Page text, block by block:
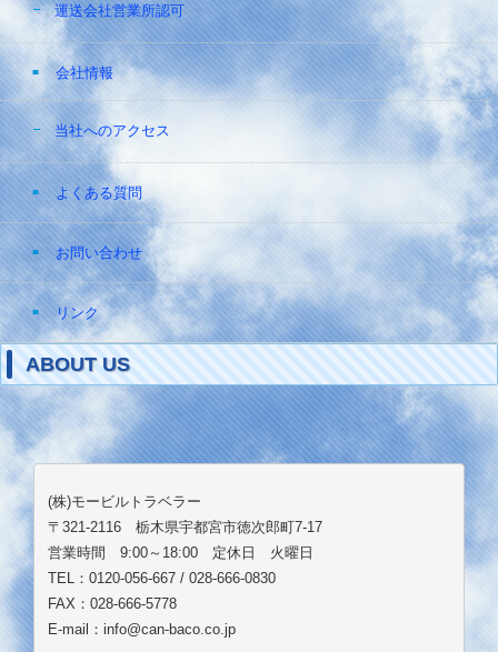
運送会社営業所認可
会社情報
当社へのアクセス
よくある質問
お問い合わせ
リンク
ABOUT US
(株)モービルトラベラー
〒321-2116 栃木県宇都宮市徳次郎町7-17
営業時間 9:00～18:00 定休日 火曜日
TEL：0120-056-667 / 028-666-0830
FAX：028-666-5778
E-mail：info@can-baco.co.jp